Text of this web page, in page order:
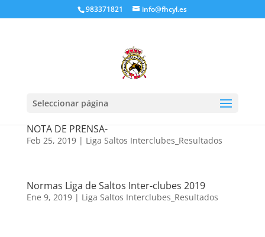
983371821 info@fhcyl.es
Seleccionar página
NOTA DE PRENSA-
Feb 25, 2019| Liga Saltos Interclubes_Resultados
Normas Liga de Saltos Inter-clubes 2019
Ene 9, 2019| Liga Saltos Interclubes_Resultados